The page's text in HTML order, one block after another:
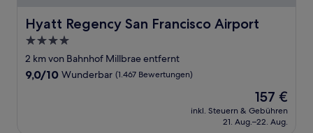
Hyatt Regency San Francisco Airport
Hyatt Regency San Francisco Airport
4.0-
Sterne-
Unterkunft
2 km von Bahnhof Millbrae entfernt
9.0
9,0/10 Wunderbar (1.467 Bewertungen)
Der
Preis
beträgt
157 €
inkl. Steuern & Gebühren
21. Aug.–22. Aug.